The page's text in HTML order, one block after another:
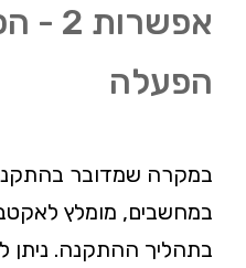
הפעלה
במקרה שמדובר
במחשבים, מומלץ
בתהליך ההתקנה. ניתן